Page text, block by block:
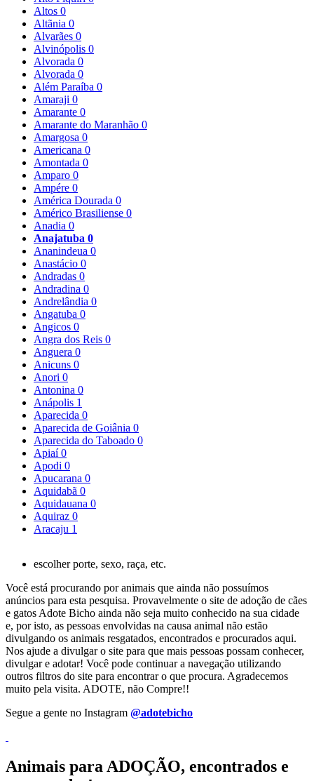
Altos 0
Altãnia 0
Alvarães 0
Alvinópolis 0
Alvorada 0
Alvorada 0
Além Paraíba 0
Amaraji 0
Amarante 0
Amarante do Maranhão 0
Amargosa 0
Americana 0
Amontada 0
Amparo 0
Ampére 0
América Dourada 0
Américo Brasiliense 0
Anadia 0
Anajatuba 0
Ananindeua 0
Anastácio 0
Andradas 0
Andradina 0
Andrelândia 0
Angatuba 0
Angicos 0
Angra dos Reis 0
Anguera 0
Anicuns 0
Anori 0
Antonina 0
Anápolis 1
Aparecida 0
Aparecida de Goiânia 0
Aparecida do Taboado 0
Apiaí0
Apodi 0
Apucarana 0
Aquidabã 0
Aquidauana 0
Aquiraz 0
Aracaju 1
escolher porte, sexo, raça, etc.
Você está procurando por animais que ainda não possuímos
anúncios para esta pesquisa. Provavelmente o site de adoção de cães
e gatos Adote Bicho ainda não seja muito conhecido na sua cidade
e, por isto, as pessoas envolvidas na causa animal não estão
divulgando os animais resgatados, encontrados e procurados aqui.
Nos ajude a divulgar o site para que mais pessoas possam conhecer,
divulgar e adotar! Você pode continuar a navegação utilizando
outros filtros do site para encontrar o que procura. Agradecemos
muito pela visita. ADOTE, não Compre!!
Segue a gente no Instagram @adotebicho
Animais para ADOÇÃO, encontrados e